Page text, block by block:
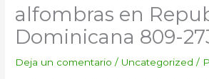
alfombras en
Dominicana 809-
Deja un comentario / Uncategorized /